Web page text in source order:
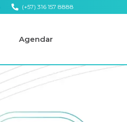
(+57) 316 157 8888
Agendar